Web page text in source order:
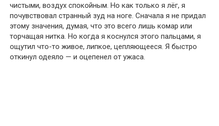
чистыми, воздух спокойным. Но как только я лёг, я
почувствовал странный зуд на ноге. Сначала я не придал
этому значения, думая, что это всего лишь комар или
торчащая нитка. Но когда я коснулся этого пальцами, я
ощутил что-то живое, липкое, цепляющееся. Я быстро
откинул одеяло — и оцепенел от ужаса.